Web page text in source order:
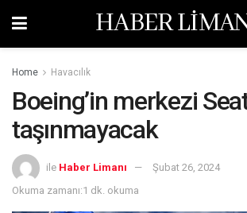
HABER
Home Havacılık
Boeing’in merkezi
taşınmayacak
ile Haber Limanı
Şubat 26, 2024
Okuma zamanı:1 dk. okuma